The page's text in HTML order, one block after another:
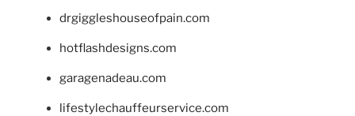
drgiggleshouseofpain.com
hotflashdesigns.com
garagenadeau.com
lifestylechauffeurservice.com